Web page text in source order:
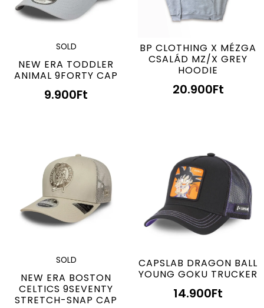
SOLD
NEW ERA TODDLER
ANIMAL 9FORTY CAP
9.900Ft
BP CLOTHING X MÉZGA
CSALÁD MZ/X GREY
HOODIE
20.900Ft
SOLD
NEW ERA BOSTON
CELTICS 9SEVENTY
STRETCH-SNAP CAP
CAPSLAB DRAGON BALL
YOUNG GOKU TRUCKER
14.900Ft